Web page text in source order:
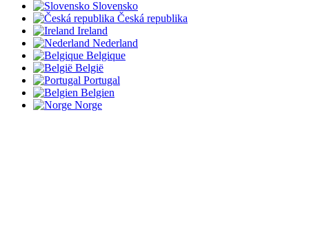
Slovensko
Česká republika
Ireland
Nederland
Belgique
België
Portugal
Belgien
Norge